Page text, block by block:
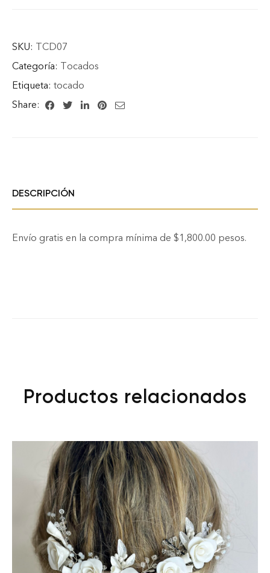
SKU: TCD07
Categoría: Tocados
Etiqueta: tocado
Share:
DESCRIPCIÓN
Envío gratis en la compra mínima de $1,800.00 pesos.
Productos relacionados